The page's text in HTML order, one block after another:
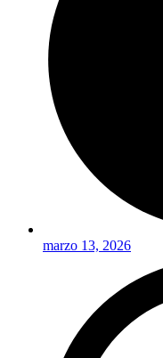
marzo 13, 2026